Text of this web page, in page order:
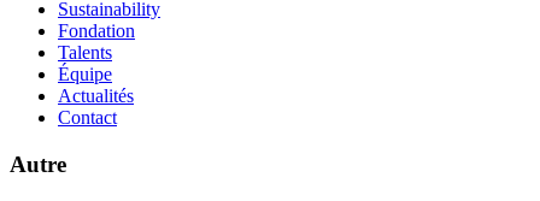
Sustainability
Fondation
Talents
Équipe
Actualités
Contact
Autre